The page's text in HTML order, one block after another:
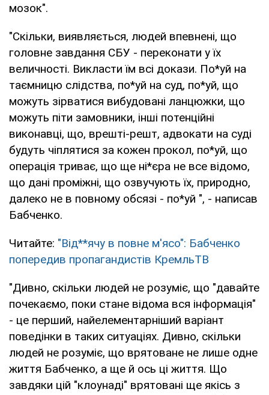
мозок".
"Скільки, виявляється, людей впевнені, що
головне завдання СБУ - переконати у їх
величності. Викласти їм всі докази. По*уй на
таємницю слідства, по*уй на суд, по*уй, що
можуть зірватися вибудовані ланцюжки, що
можуть піти замовники, інші потенційні
виконавці, що, врешті-решт, адвокати на суді
будуть чіплятися за кожен прокол, по*уй, що
операція триває, що ще ні*єра не все відомо,
що дані проміжні, що озвучують їх, природно,
далеко не в повному обсязі - по*уй ", - написав
Бабченко.
Читайте: "Від**ячу в повне м'ясо": Бабченко
попередив пропагандистів КремльТВ
"Дивно, скільки людей не розуміє, що "давайте
почекаємо, поки стане відома вся інформація"
- це перший, найелементарніший варіант
поведінки в таких ситуаціях. Дивно, скільки
людей не розуміє, що врятоване не лише одне
життя Бабченко, а ще й ось ці життя. Що
завдяки цій "клоунаді" врятовані ще якісь з